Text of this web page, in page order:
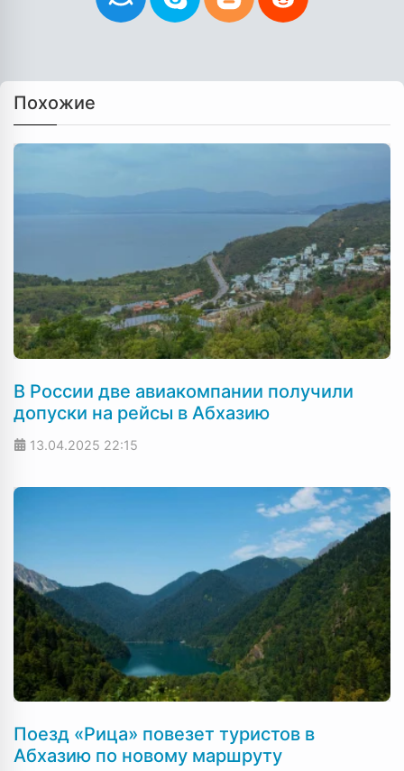
Похожие
В России две авиакомпании получили
допуски на рейсы в Абхазию
13.04.2025 22:15
Поезд «Рица» повезет туристов в
Абхазию по новому маршруту